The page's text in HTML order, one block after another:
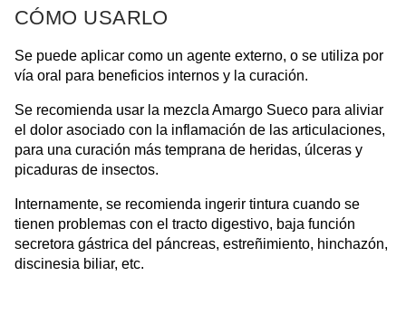
CÓMO USARLO
Se puede aplicar como un agente externo, o se utiliza por
vía oral para beneficios internos y la curación.
Se recomienda usar la mezcla Amargo Sueco para aliviar
el dolor asociado con la inflamación de las articulaciones,
para una curación más temprana de heridas, úlceras y
picaduras de insectos.
Internamente, se recomienda ingerir tintura cuando se
tienen problemas con el tracto digestivo, baja función
secretora gástrica del páncreas, estreñimiento, hinchazón,
discinesia biliar, etc.